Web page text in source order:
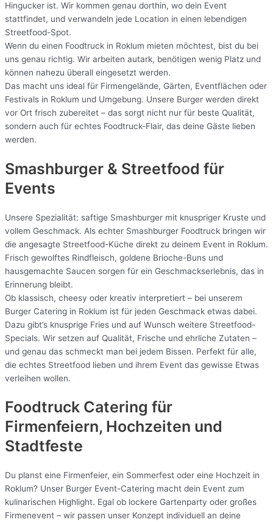
Hingucker ist. Wir kommen genau dorthin, wo dein Event
stattfindet, und verwandeln jede Location in einen lebendigen
Streetfood-Spot.
Wenn du einen Foodtruck in Roklum mieten möchtest, bist du bei
uns genau richtig. Wir arbeiten autark, benötigen wenig Platz und
können nahezu überall eingesetzt werden.
Das macht uns ideal für Firmengelände, Gärten, Eventflächen oder
Festivals in Roklum und Umgebung. Unsere Burger werden direkt
vor Ort frisch zubereitet – das sorgt nicht nur für beste Qualität,
sondern auch für echtes Foodtruck-Flair, das deine Gäste lieben
werden.
Smashburger & Streetfood für
Events
Unsere Spezialität: saftige Smashburger mit knuspriger Kruste und
vollem Geschmack. Als echter Smashburger Foodtruck bringen wir
die angesagte Streetfood-Küche direkt zu deinem Event in Roklum.
Frisch gewolftes Rindfleisch, goldene Brioche-Buns und
hausgemachte Saucen sorgen für ein Geschmackserlebnis, das in
Erinnerung bleibt.
Ob klassisch, cheesy oder kreativ interpretiert – bei unserem
Burger Catering in Roklum ist für jeden Geschmack etwas dabei.
Dazu gibt’s knusprige Fries und auf Wunsch weitere Streetfood-
Specials. Wir setzen auf Qualität, Frische und ehrliche Zutaten –
und genau das schmeckt man bei jedem Bissen. Perfekt für alle,
die echtes Streetfood lieben und ihrem Event das gewisse Etwas
verleihen wollen.
Foodtruck Catering für
Firmenfeiern, Hochzeiten und
Stadtfeste
Du planst eine Firmenfeier, ein Sommerfest oder eine Hochzeit in
Roklum? Unser Burger Event-Catering macht dein Event zum
kulinarischen Highlight. Egal ob lockere Gartenparty oder großes
Firmenevent – wir passen unser Konzept individuell an deine